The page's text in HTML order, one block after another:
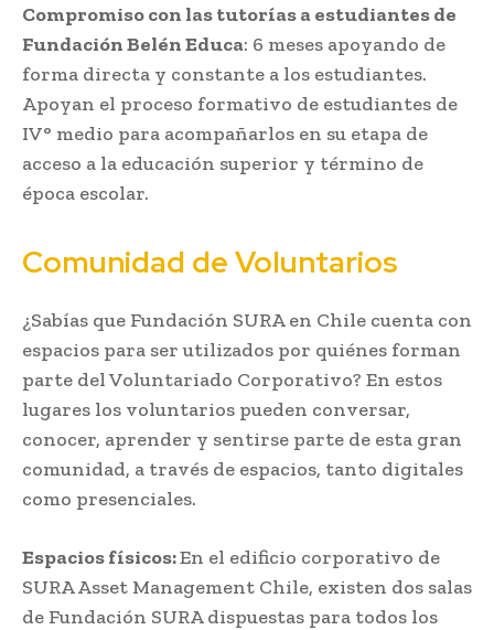
Compromiso con las tutorías a estudiantes de
Fundación Belén Educa: 6 meses apoyando de
forma directa y constante a los estudiantes.
Apoyan el proceso formativo de estudiantes de
IV° medio para acompañarlos en su etapa de
acceso a la educación superior y término de
época escolar.
Comunidad de Voluntarios
¿Sabías que Fundación SURA en Chile cuenta con
espacios para ser utilizados por quiénes forman
parte del Voluntariado Corporativo? En estos
lugares los voluntarios pueden conversar,
conocer, aprender y sentirse parte de esta gran
comunidad, a través de espacios, tanto digitales
como presenciales.
Espacios físicos:En el edificio corporativo de
SURA Asset Management Chile, existen dos salas
de Fundación SURA dispuestas para todos los